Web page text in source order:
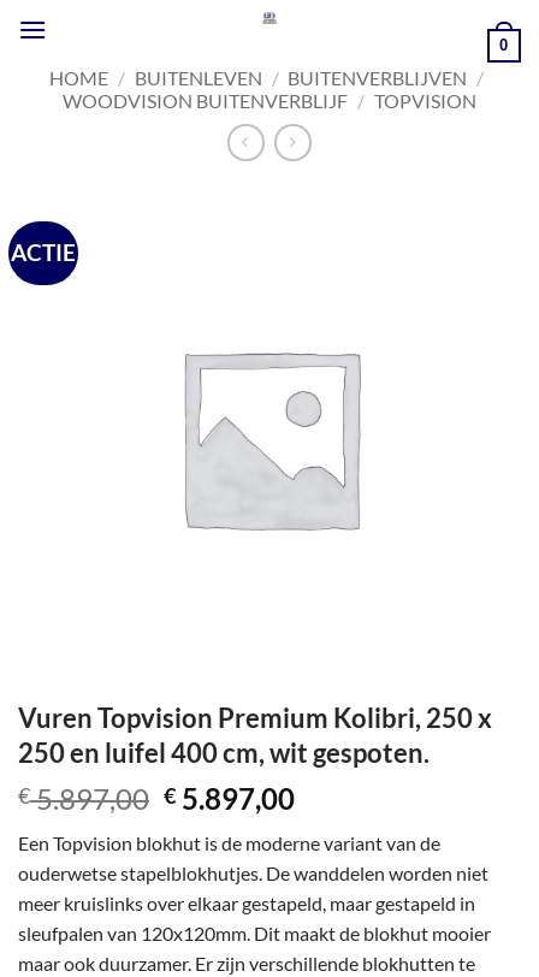
naar
inhoud
0
HOME / BUITENLEVEN / BUITENVERBLIJVEN /
WOODVISION BUITENVERBLIJF / TOPVISION
ACTIE
Vuren Topvision Premium Kolibri, 250 x
250 en luifel 400 cm, wit gespoten.
€5.897,00 Oorspronkelijke
was:
€ 5.897,00.
€ 5.897,00Huidige
is:
€ 5.897,00.
Een Topvision blokhut is de moderne variant van de
ouderwetse stapelblokhutjes. De wanddelen worden niet
meer kruislinks over elkaar gestapeld, maar gestapeld in
sleufpalen van 120x120mm. Dit maakt de blokhut mooier
maar ook duurzamer. Er zijn verschillende blokhutten te